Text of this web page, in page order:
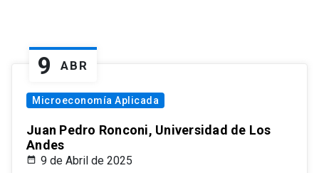
9 ABR
Microeconomía Aplicada
Juan Pedro Ronconi, Universidad de Los
Andes
9 de Abril de 2025